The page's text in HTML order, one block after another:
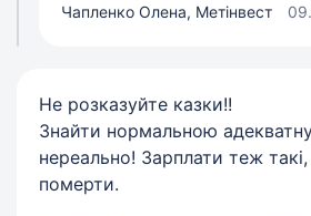
Чапленко Олена, Метінвест
Не розказуйте казки!!
Знайти нормальною
нереально! Зарплати теж
померти.